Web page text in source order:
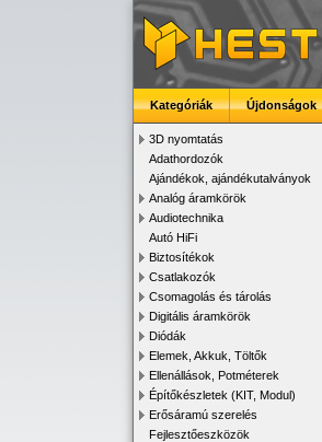
Kategóriák Újdonságok
3D nyomtatás
Adathordozók
Ajándékok, ajándékutalványok
Analóg áramkörök
Audiotechnika
Autó HiFi
Biztosítékok
Csatlakozók
Csomagolás és tárolás
Digitális áramkörök
Diódák
Elemek, Akkuk, Töltők
Ellenállások, Potméterek
Építőkészletek (KIT, Modul)
Erősáramú szerelés
Fejlesztőeszközök